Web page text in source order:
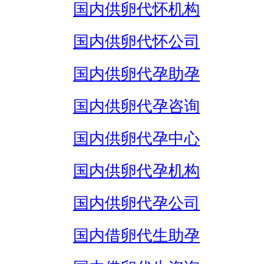
国内供卵代怀机构
国内供卵代怀公司
国内供卵代孕助孕
国内供卵代孕咨询
国内供卵代孕中心
国内供卵代孕机构
国内供卵代孕公司
国内借卵代生助孕